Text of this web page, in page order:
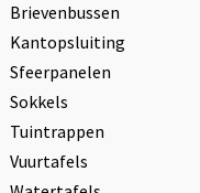
Brievenbussen
Kantopsluiting
Sfeerpanelen
Sokkels
Tuintrappen
Vuurtafels